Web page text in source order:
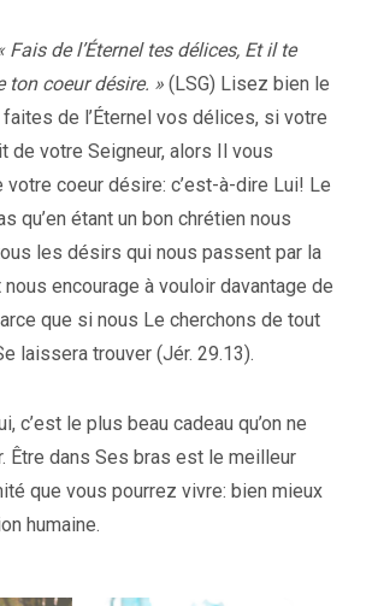
Fais de l’Éternel tes délices, Et il te
ton coeur désire. » (LSG) Lisez bien le
de l’Éternel vos délices, si votre
de votre Seigneur, alors Il vous
votre coeur désire: c’est-à-dire Lui! Le
qu’en étant un bon chrétien nous
les désirs qui nous passent par la
encourage à vouloir davantage de
que si nous Le cherchons de tout
laissera trouver (Jér. 29.13).
c’est le plus beau cadeau qu’on ne
Être dans Ses bras est le meilleur
que vous pourrez vivre: bien mieux
humaine.